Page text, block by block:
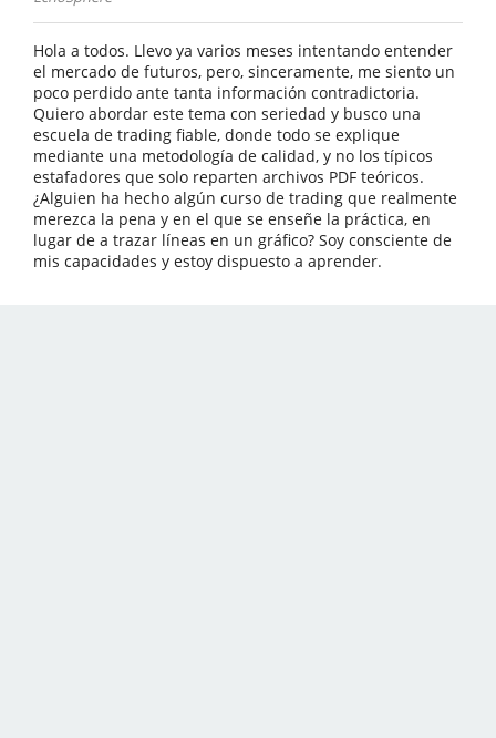
Hola a todos. Llevo ya varios meses intentando entender
el mercado de futuros, pero, sinceramente, me siento un
poco perdido ante tanta información contradictoria.
Quiero abordar este tema con seriedad y busco una
escuela de trading fiable, donde todo se explique
mediante una metodología de calidad, y no los típicos
estafadores que solo reparten archivos PDF teóricos.
¿Alguien ha hecho algún curso de trading que realmente
merezca la pena y en el que se enseñe la práctica, en
lugar de a trazar líneas en un gráfico? Soy consciente de
mis capacidades y estoy dispuesto a aprender.